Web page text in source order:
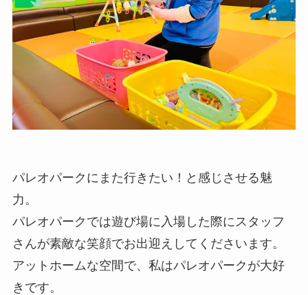
パレオパークにまた行きたい！と感じさせる魅
力。
パレオパークでは遊び場に入場した際にスタッフ
さんが素敵な笑顔でお出迎えしてくださいます。
アットホームな空間で、私はパレオパークが大好
きです。